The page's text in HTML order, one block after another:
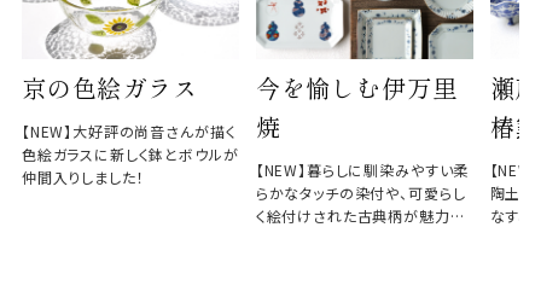
京の色絵ガラス
【NEW】大好評の尚音さんが描く
色絵ガラスに新しく鉢とボウルが
仲間入りしました！
今を愉しむ伊万里
焼
【NEW】暮らしに馴染みやすい柔
らかなタッチの染付や、可愛らし
く絵付けされた古典柄が魅力の
瀬
椿窯
【
陶土と
なす、